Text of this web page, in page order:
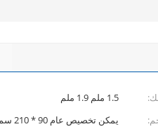
1.5 ملم 1.9 ملم
يمكن تخصيص عام 90 * 210 سم